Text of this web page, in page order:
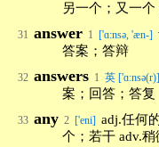
另一个；又一个
31 answer 1 ['ɑ:nsə, 'æn-]
答案；答辩
32 answers 1 英
案；回答；答复
33 any 2 ['eni] adj.任何
个；若干 adv.